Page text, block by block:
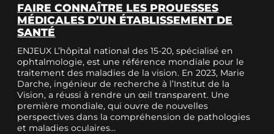
FAIRE CONNAÎTRE LES PROUESSES
MÉDICALES D’UN ÉTABLISSEMENT DE
SANTÉ
ENJEUX L’hôpital national des 15-20, spécialisé en
ophtalmologie, est une référence mondiale pour le
traitement des maladies de la vision. En 2023, Marie
Darche, ingénieur de recherche à l’Institut de la
Vision, a réussi à rendre un œil transparent. Une
première mondiale, qui ouvre de nouvelles
perspectives dans la compréhension de pathologies
et maladies oculaires…